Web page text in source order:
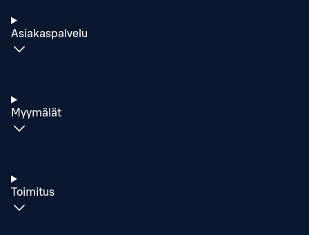
Asiakaspalvelu
Myymälät
Toimitus